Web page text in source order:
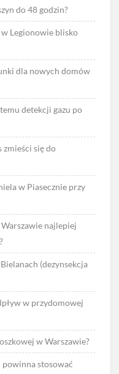
do 48 godzin?
w Legionowie blisko
dla nowych domów
detekcji gazu po
zmieści się do
w Piasecznie przy
najlepiej
(dezynsekcja
w przydomowej
w Warszawie?
stosować